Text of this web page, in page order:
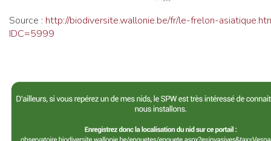
Source : http://biodiversite.wallonie.be/fr/le-frelon-
IDC=5999